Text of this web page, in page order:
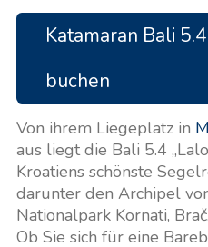
Katamaran Bali
buchen
Von ihrem Liegeplatz in
aus liegt die Bali 5.4
Kroatiens schönste
darunter den Archipel
Nationalpark Kornati,
Ob Sie sich für eine